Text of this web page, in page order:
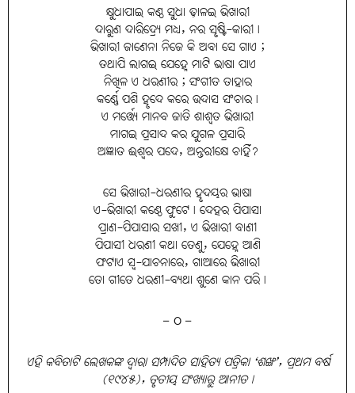
କ୍ଷୁଧାପାଇ କଣ୍ଠ ସୁଧା ଢ଼ାଳଇ ଭିଖାରୀ
ଦାରୁଣ ଦାରିଦ୍ର୍ୟେ ମଧ୍ୟ, ନର ସୃଷ୍ଟି-କାରୀ।
ଭିଖାରୀ ଜାଣେନା ନିଜେ କି ଅବା ସେ ଗାଏ ;
ତଥାପି ଲାଗଇ ଯେହ୍ନେ ମାଟି ଭାଷା ପାଏ
ନିଖିଳ ଏ ଧରଣୀର ; ସଂଗୀତ ତାହାର
କର୍ଣ୍ଣେ ପଶି ହୃଦେ କରେ ଉଦାସ ସଂଚାର।
ଏ ମର୍ତ୍ତ୍ୟେ ମାନବ ଜାତି ଶାଶ୍ବତ ଭିଖାରୀ
ମାଗଇ ପ୍ରସାଦ କର ଯୁଗଳ ପ୍ରସାରି
ଅଜ୍ଞାତ ଈଶ୍ବର ପଦେ, ଅନ୍ତରୀକ୍ଷେ ଚାହିଁ?
ସେ ଭିଖାରୀ-ଧରଣୀର ହୃଦୟର ଭାଷା
ଏ-ଭିଖାରୀ କଣ୍ଠେ ଫୁଟେ। ଦେହର ପିପାସା
ପ୍ରାଣ-ପିପାସାର ସଖୀ, ଏ ଭିଖାରୀ ବାଣୀ
ପିପାସୀ ଧରଣୀ କଥା ତେଣୁ, ଯେହ୍ନେ ଆଣି
ଫଟାଏ ସ୍ବ-ଯାଚନାରେ, ଗାଆରେ ଭିଖାରୀ
ତୋ ଗୀତେ ଧରଣୀ-ବ୍ୟଥା ଶୁଣେ କାନ ପରି।
– O –
ଏହି କବିତାଟି ଲେଖକଙ୍କ ଦ୍ୱାରା ସମ୍ପାଦିତ ସାହିତ୍ୟ ପତ୍ରିକା ‘ଶଙ୍ଖ’, ପ୍ରଥମ ବର୍ଷ
(୧୯୪୫), ତୃତୀୟ ସଂଖ୍ୟାରୁ ଆନୀତ।